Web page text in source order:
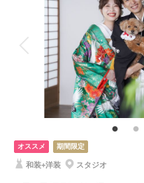
着付け
アルバム デー
衣装追加
家族と撮影 家族
そ
レタッチ,アクセサリー,ヘッドド
靴/ワイシャツ,ネクタイ,カフス,ア
シンプルな背景が、お二人の幸せ
オススメ 期間限定
和装+洋装 スタジオ